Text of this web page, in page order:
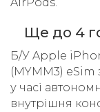
AirPods.
Ще до 4
Б/У Apple
(MYMM3)
у часі
внутрішня